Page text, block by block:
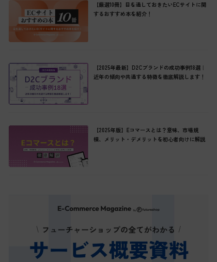
【厳選10冊】目を通しておきたいECサイトに関
するおすすめ本を紹介！
【2025年最新】D2Cブランドの成功事例18選｜
近年の傾向や共通する特徴を徹底解説します！
【2025年版】Eコマースとは？意味、市場規
模、メリット・デメリットを初心者向けに解説